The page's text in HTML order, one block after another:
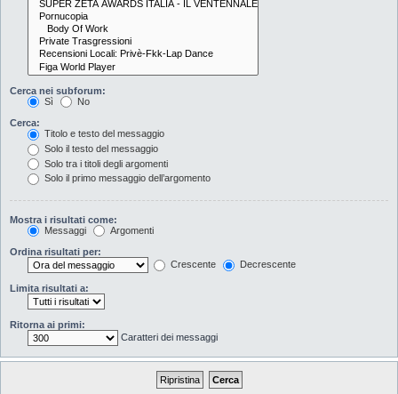
Cerca nei subforum:
Sì
No
Cerca:
Titolo e testo del messaggio
Solo il testo del messaggio
Solo tra i titoli degli argomenti
Solo il primo messaggio dell’argomento
Mostra i risultati come:
Messaggi
Argomenti
Ordina risultati per:
Crescente
Decrescente
Limita risultati a:
Ritorna ai primi:
Caratteri dei messaggi